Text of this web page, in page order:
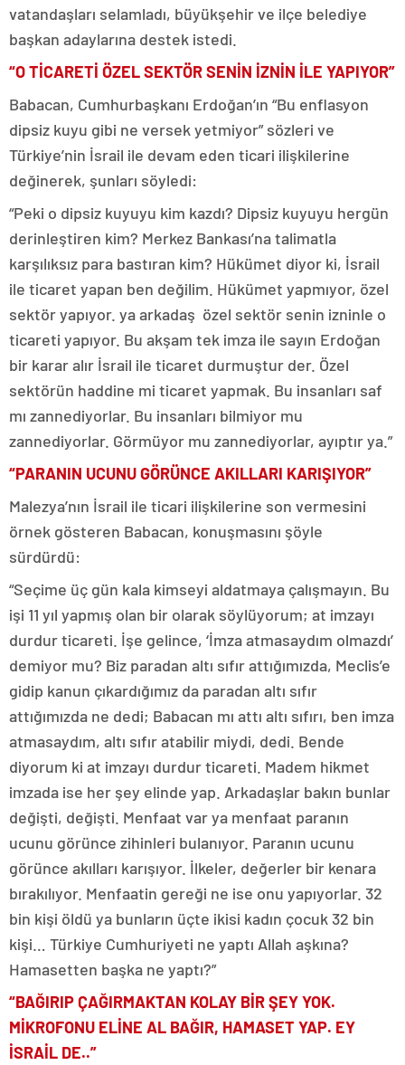
vatandaşları selamladı, büyükşehir ve ilçe belediye
başkan adaylarına destek istedi.
“O TİCARETİ ÖZEL SEKTÖR SENİN İZNİN İLE YAPIYOR”
Babacan, Cumhurbaşkanı Erdoğan’ın “Bu enflasyon
dipsiz kuyu gibi ne versek yetmiyor” sözleri ve
Türkiye’nin İsrail ile devam eden ticari ilişkilerine
değinerek, şunları söyledi:
“Peki o dipsiz kuyuyu kim kazdı? Dipsiz kuyuyu hergün
derinleştiren kim? Merkez Bankası’na talimatla
karşılıksız para bastıran kim? Hükümet diyor ki, İsrail
ile ticaret yapan ben değilim. Hükümet yapmıyor, özel
sektör yapıyor. ya arkadaş özel sektör senin izninle o
ticareti yapıyor. Bu akşam tek imza ile sayın Erdoğan
bir karar alır İsrail ile ticaret durmuştur der. Özel
sektörün haddine mi ticaret yapmak. Bu insanları saf
mı zannediyorlar. Bu insanları bilmiyor mu
zannediyorlar. Görmüyor mu zannediyorlar, ayıptır ya.”
“PARANIN UCUNU GÖRÜNCE AKILLARI KARIŞIYOR”
Malezya’nın İsrail ile ticari ilişkilerine son vermesini
örnek gösteren Babacan, konuşmasını şöyle
sürdürdü:
“Seçime üç gün kala kimseyi aldatmaya çalışmayın. Bu
işi 11 yıl yapmış olan bir olarak söylüyorum; at imzayı
durdur ticareti. İşe gelince, ‘İmza atmasaydım olmazdı’
demiyor mu? Biz paradan altı sıfır attığımızda, Meclis’e
gidip kanun çıkardığımız da paradan altı sıfır
attığımızda ne dedi; Babacan mı attı altı sıfırı, ben imza
atmasaydım, altı sıfır atabilir miydi, dedi. Bende
diyorum ki at imzayı durdur ticareti. Madem hikmet
imzada ise her şey elinde yap. Arkadaşlar bakın bunlar
değişti, değişti. Menfaat var ya menfaat paranın
ucunu görünce zihinleri bulanıyor. Paranın ucunu
görünce akılları karışıyor. İlkeler, değerler bir kenara
bırakılıyor. Menfaatin gereği ne ise onu yapıyorlar. 32
bin kişi öldü ya bunların üçte ikisi kadın çocuk 32 bin
kişi… Türkiye Cumhuriyeti ne yaptı Allah aşkına?
Hamasetten başka ne yaptı?”
“BAĞIRIP ÇAĞIRMAKTAN KOLAY BİR ŞEY YOK.
MİKROFONU ELİNE AL BAĞIR, HAMASET YAP. EY
İSRAİL DE..”